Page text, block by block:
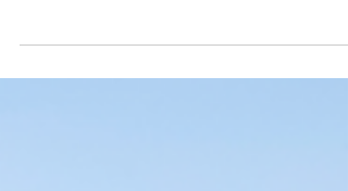
to stand up for human rights...